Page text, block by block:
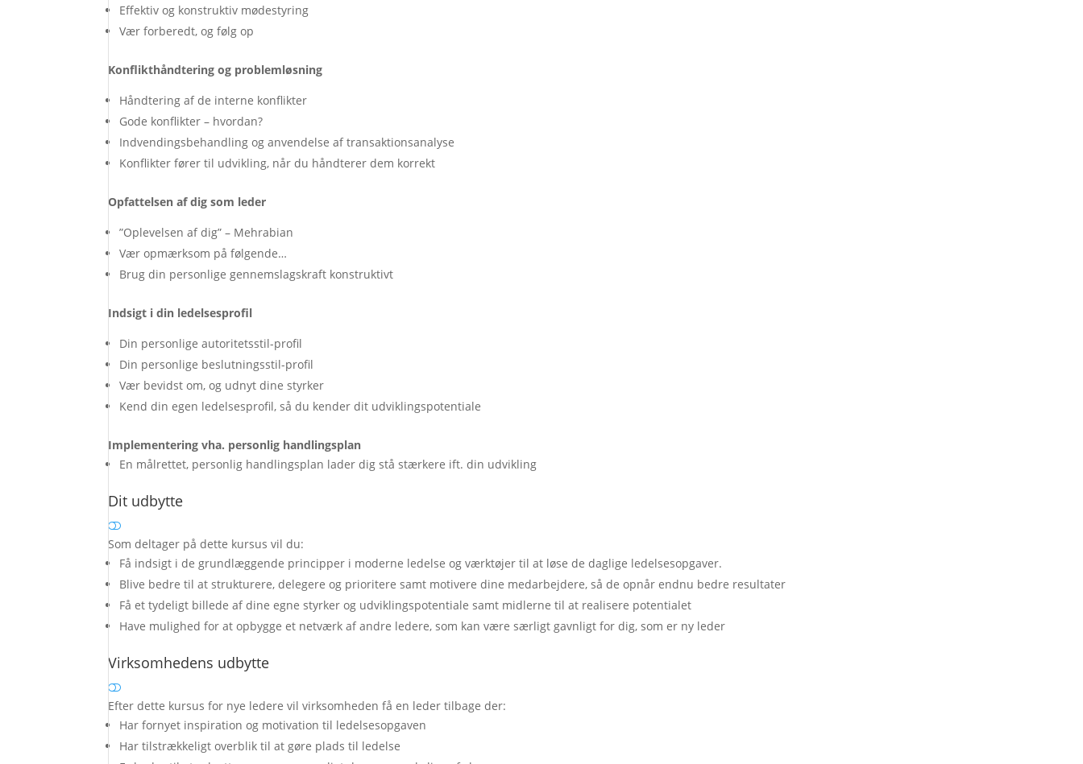
Effektiv og konstruktiv mødestyring
Vær forberedt, og følg op
Konflikthåndtering og problemløsning
Håndtering af de interne konflikter
Gode konflikter – hvordan?
Indvendingsbehandling og anvendelse af transaktionsanalyse
Konflikter fører til udvikling, når du håndterer dem korrekt
Opfattelsen af dig som leder
”Oplevelsen af dig” – Mehrabian
Vær opmærksom på følgende…
Brug din personlige gennemslagskraft konstruktivt
Indsigt i din ledelsesprofil
Din personlige autoritetsstil-profil
Din personlige beslutningsstil-profil
Vær bevidst om, og udnyt dine styrker
Kend din egen ledelsesprofil, så du kender dit udviklingspotentiale
Implementering vha. personlig handlingsplan
En målrettet, personlig handlingsplan lader dig stå stærkere ift. din udvikling
Dit udbytte
Som deltager på dette kursus vil du:
Få indsigt i de grundlæggende principper i moderne ledelse og værktøjer til at løse de daglige ledelsesopgaver.
Blive bedre til at strukturere, delegere og prioritere samt motivere dine medarbejdere, så de opnår endnu bedre resultater
Få et tydeligt billede af dine egne styrker og udviklingspotentiale samt midlerne til at realisere potentialet
Have mulighed for at opbygge et netværk af andre ledere, som kan være særligt gavnligt for dig, som er ny leder
Virksomhedens udbytte
Efter dette kursus for nye ledere vil virksomheden få en leder tilbage der:
Har fornyet inspiration og motivation til ledelsesopgaven
Har tilstrækkeligt overblik til at gøre plads til ledelse